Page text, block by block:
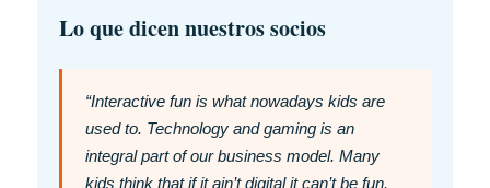
Lo que dicen nuestros socios
“Interactive fun is what nowadays kids are
used to. Technology and gaming is an
integral part of our business model. Many
kids think that if it ain’t digital it can’t be fun.